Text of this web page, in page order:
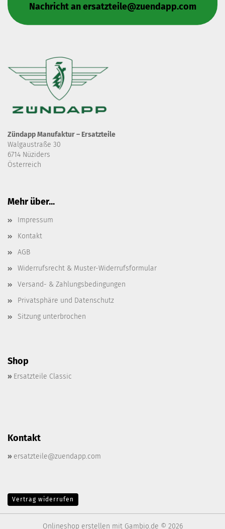
Nachricht anersatzteile@zuendapp.com
Zündapp Manufaktur – Ersatzteile
Walgaustraße 30
6714 Nüziders
Österreich
Mehr über...
Impressum
Kontakt
AGB
Widerrufsrecht & Muster-Widerrufsformular
Versand- & Zahlungsbedingungen
Privatsphäre und Datenschutz
Sitzung unterbrochen
Shop
» Ersatzteile Classic
Kontakt
» ersatzteile@zuendapp.com
Vertrag widerrufen
Onlineshop erstellen mit Gambio.de © 2026